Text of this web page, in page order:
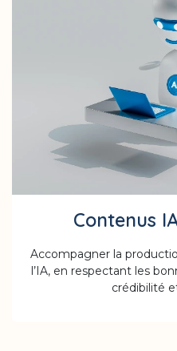
Contenus
Accompagner la
l’IA, en respectant les
crédibilité